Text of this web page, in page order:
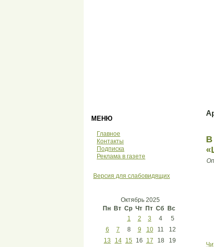
МЕНЮ
Главное
Контакты
Подписка
Реклама в газете
Версия для слабовидящих
Октябрь 2025
Пн Вт Ср Чт Пт Сб Вс
1 2 3 4
5
6
7 8 9 10 11
12
13
14 15 16 17 18
19
В